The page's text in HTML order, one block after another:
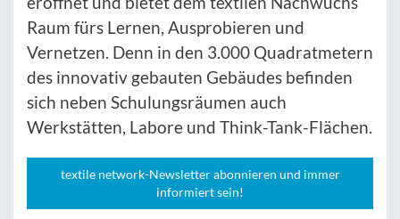
Raum fürs Lernen, Ausprobieren und
Vernetzen. Denn in den 3.000 Quadratmetern
des innovativ gebauten Gebäudes befinden
sich neben Schulungsräumen auch
Werkstätten, Labore und Think-Tank-Flächen.
textile network-Newsletter abonnieren und immer
informiert sein!